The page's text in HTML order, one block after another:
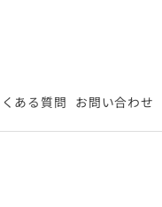
ある質問 お問い合わせ